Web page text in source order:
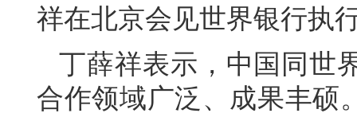
祥在北京会见世界银行执
丁薛祥表示，中国同世
合作领域广泛、成果丰硕